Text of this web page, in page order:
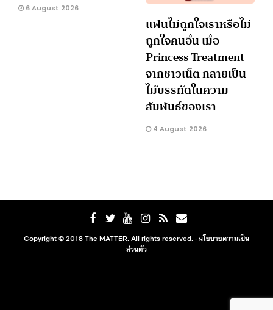
6 August 2026
แฟนไม่ถูกใจเราหรือไม่
ถูกใจคนอื่น เมื่อ
Princess Treatment
จากชาวเน็ต กลายเป็น
ไม้บรรทัดในความ
สัมพันธ์ของเรา
4 August 2026
Copyright © 2018 The MATTER. All rights reserved. ·นโยบายความเป็น
ส่วนตัว